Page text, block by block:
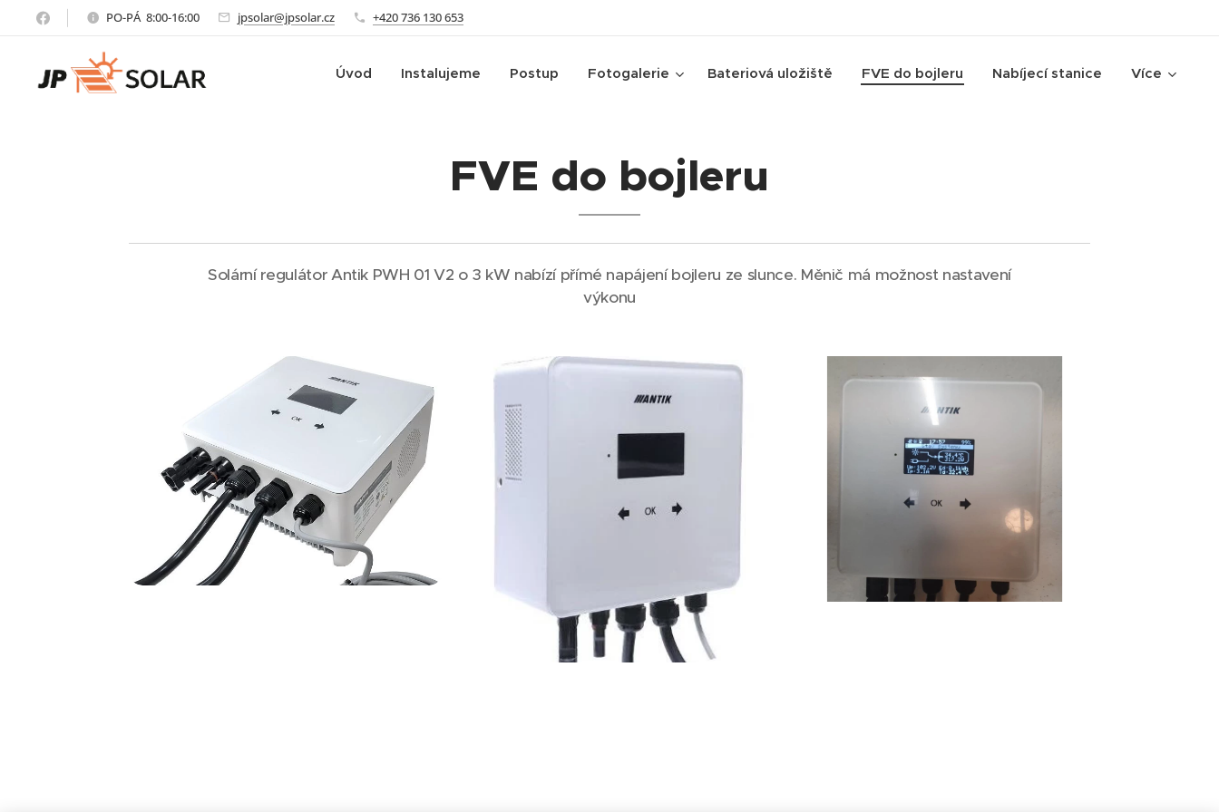
PO-PÁ 8:00-16:00 jpsolar@jpsolar.cz +420 736 130 653
Úvod Instalujeme Postup Fotogalerie Bateriová uložiště FVE do bojleru Nabíjecí stanice Více
FVE do bojleru
Solární regulátor Antik PWH 01 V2 o 3 kW nabízí přímé napájení bojleru ze slunce. Měnič má možnost nastavení
výkonu